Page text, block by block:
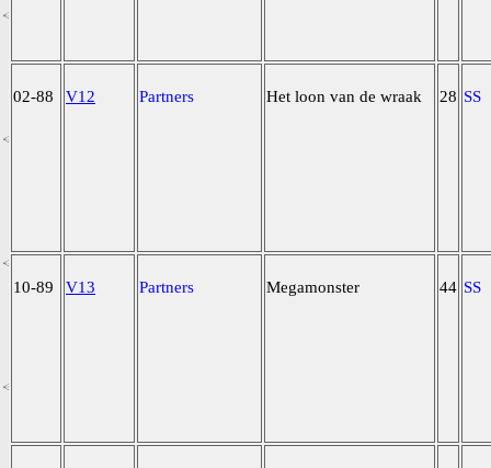
02-88 V12 Partners Het loon van de wraak 28 SS
10-89 V13 Partners Megamonster 44 SS